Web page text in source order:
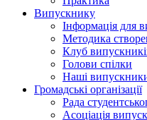
Випускнику
Інформація для
Методика
Клуб
Голови спілки
Наші
Громадські організації
Рада
Асоціація